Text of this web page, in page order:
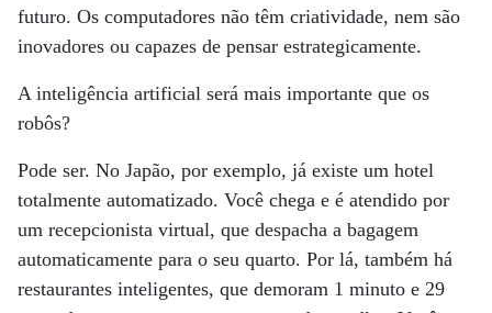
futuro. Os computadores não têm criatividade, nem são
inovadores ou capazes de pensar estrategicamente.
A inteligência artificial será mais importante que os
robôs?
Pode ser. No Japão, por exemplo, já existe um hotel
totalmente automatizado. Você chega e é atendido por
um recepcionista virtual, que despacha a bagagem
automaticamente para o seu quarto. Por lá, também há
restaurantes inteligentes, que demoram 1 minuto e 29